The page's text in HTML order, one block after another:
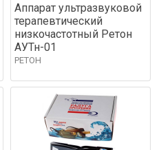
Аппарат ультразвуковой
терапевтический
низкочастотный Ретон
АУТн-01
РЕТОН